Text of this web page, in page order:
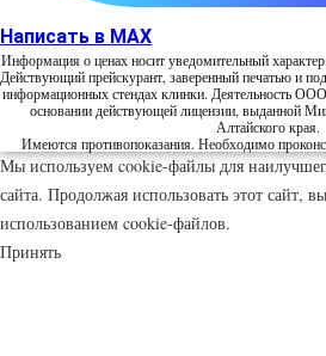
Написать в MAX
Информация о ценах носит уведомительный
Действующий прейскурант, заверенный печатью и
информационных стендах клинки. Деятельность
основании действующей лицензии, выданной
Алтайского края.
Имеются противопоказания. Необходимо
Мы используем cookie-файлы для
сайта. Продолжая использовать этот сайт,
использованием cookie-файлов.
Принять